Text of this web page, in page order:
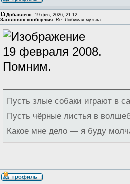
Добавлено: 19 фев, 2026, 21:12
Заголовок сообщения: Re: Любимая музыка
19 февраля 2008.
Помним.
Пусть злые собаки играют в
Пусть чёрные листья в
Какое мне дело — я буду